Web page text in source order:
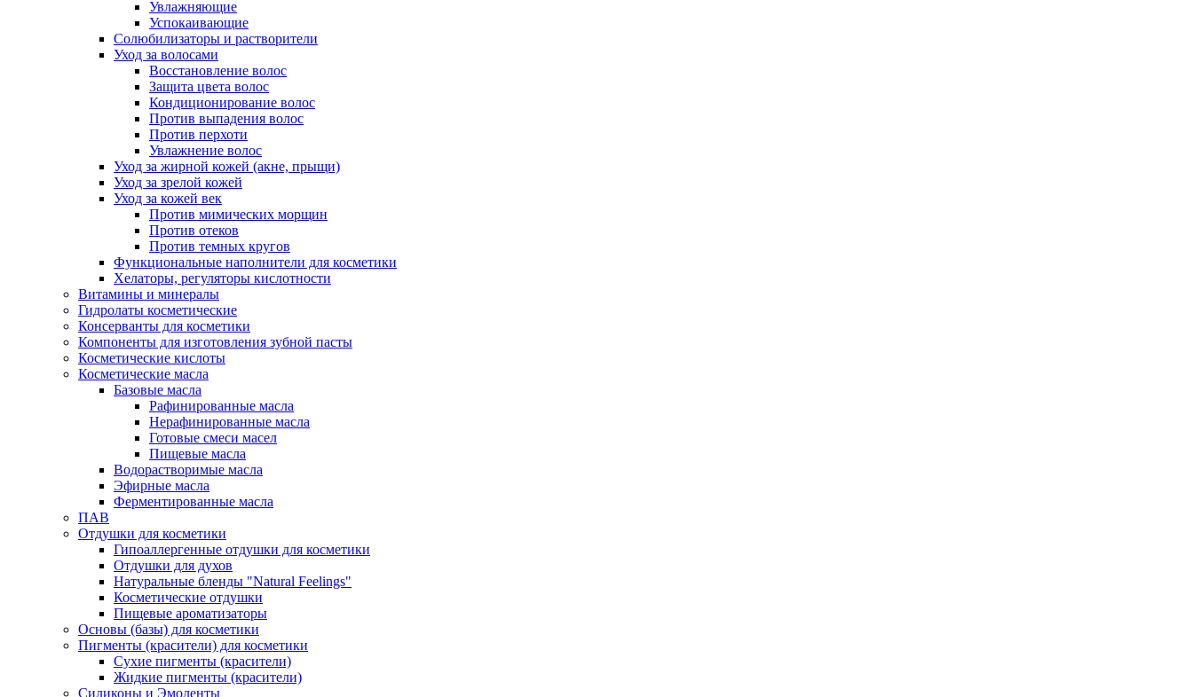
Увлажняющие
Успокаивающие
Солюбилизаторы и растворители
Уход за волосами
Восстановление волос
Защита цвета волос
Кондиционирование волос
Против выпадения волос
Против перхоти
Увлажнение волос
Уход за жирной кожей (акне, прыщи)
Уход за зрелой кожей
Уход за кожей век
Против мимических морщин
Против отеков
Против темных кругов
Функциональные наполнители для косметики
Хелаторы, регуляторы кислотности
Витамины и минералы
Гидролаты косметические
Консерванты для косметики
Компоненты для изготовления зубной пасты
Косметические кислоты
Косметические масла
Базовые масла
Рафинированные масла
Нерафинированные масла
Готовые смеси масел
Пищевые масла
Водорастворимые масла
Эфирные масла
Ферментированные масла
ПАВ
Отдушки для косметики
Гипоаллергенные отдушки для косметики
Отдушки для духов
Натуральные бленды "Natural Feelings"
Косметические отдушки
Пищевые ароматизаторы
Основы (базы) для косметики
Пигменты (красители) для косметики
Сухие пигменты (красители)
Жидкие пигменты (красители)
Силиконы и Эмоленты